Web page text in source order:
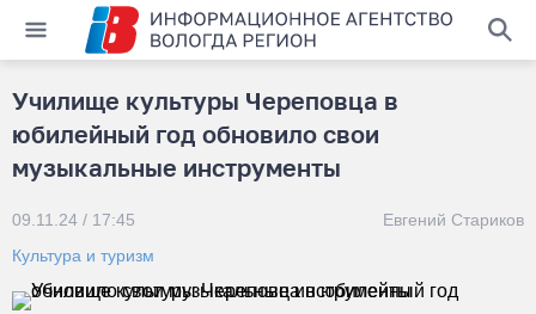
Училище культуры Череповца в
юбилейный год обновило свои
музыкальные инструменты
09.11.24 / 17:45
Евгений Стариков
Культура и туризм